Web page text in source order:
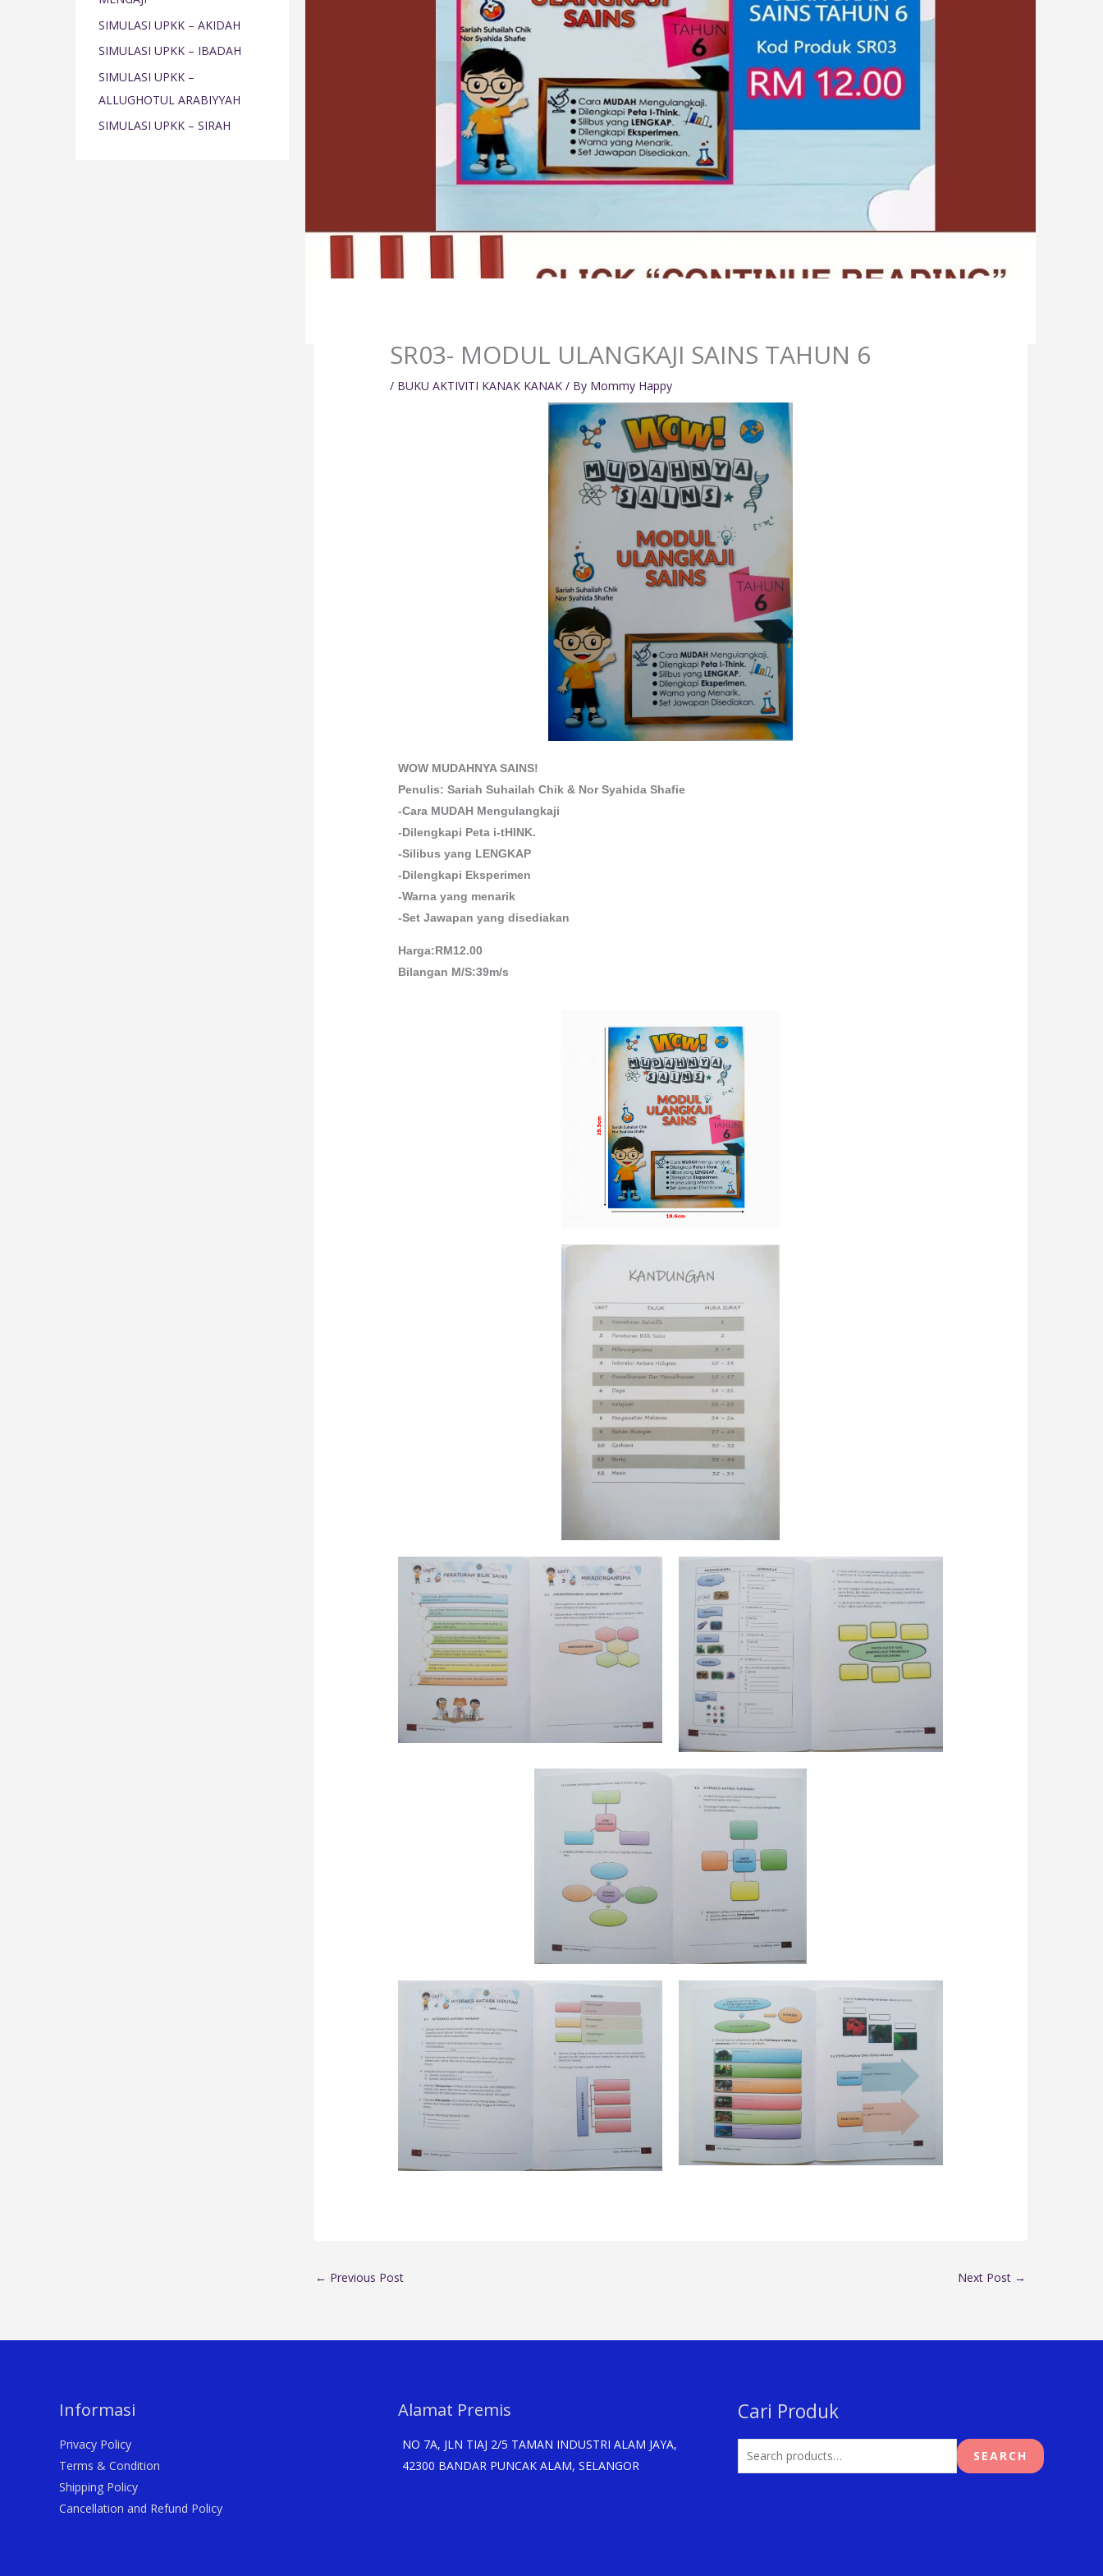
r
:
SIMULASI UPKK – AKIDAH
SIMULASI UPKK – IBADAH
SIMULASI UPKK –
ALLUGHOTUL ARABIYYAH
SIMULASI UPKK – SIRAH
SR03- MODUL ULANGKAJI SAINS TAHUN 6
/ BUKU AKTIVITI KANAK KANAK / By Mommy Happy
WOW MUDAHNYA SAINS!
Penulis: Sariah Suhailah Chik & Nor Syahida Shafie
-Cara MUDAH Mengulangkaji
-Dilengkapi Peta i-tHINK.
-Silibus yang LENGKAP
-Dilengkapi Eksperimen
-Warna yang menarik
-Set Jawapan yang disediakan
Harga:RM12.00
Bilangan M/S:39m/s
← Previous Post Next Post →
Informasi
Privacy Policy
Terms & Condition
Shipping Policy
Cancellation and Refund Policy
Alamat Premis
NO 7A, JLN TIAJ 2/5 TAMAN INDUSTRI ALAM JAYA,
42300 BANDAR PUNCAK ALAM, SELANGOR
Cari Produk
Search
SEARCH